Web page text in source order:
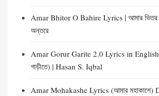
Amar Bhitor O Bahire Lyrics | আমার ভিতর
অন্তরে
Amar Gorur Garite 2.0 Lyrics in English
গাড়ীতে) | Hasan S. Iqbal
Amar Mohakashe Lyrics (আমার মহাকাশে)